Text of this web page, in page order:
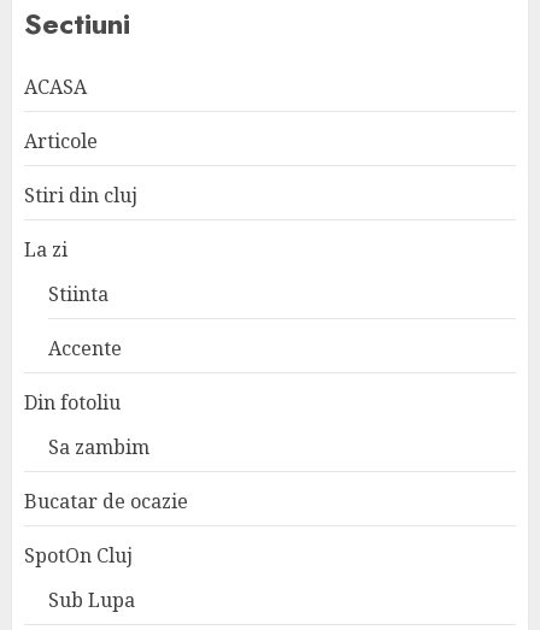
Sectiuni
ACASA
Articole
Stiri din cluj
La zi
Stiinta
Accente
Din fotoliu
Sa zambim
Bucatar de ocazie
SpotOn Cluj
Sub Lupa